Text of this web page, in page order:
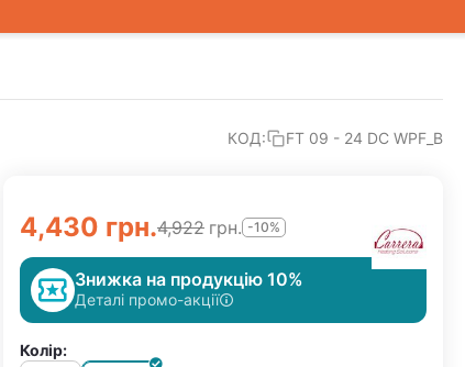
КОД: FT 09 - 24 DC WPF_B
4,430 грн.4,922 грн. -10%
Знижка на продукцію 10%
Деталі промо-акції
Колір: